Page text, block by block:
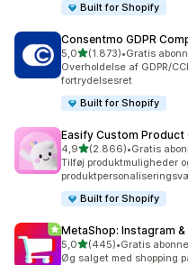
Built for Shopify
Consentmo GDPR
5,0ud af 5 stjerner
(1.873)
1873 anmeldelser i alt
•Gratis
Overholdelse af GDPR/
fortrydelsesret
Built for Shopify
Easify Custom Product
4,9ud af 5 stjerner
(2.866)
2866 anmeldelser i alt
•Gratis
Tilføj produktmuligheder
Built for Shopify
MetaShop: Instagram
5,0ud af 5 stjerner
(445)
445 anmeldelser i alt
•Gratis
Øg salget med shopping